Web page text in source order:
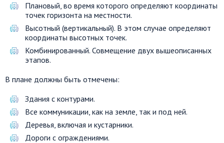
Плановый, во время которого определяют координаты
точек горизонта на местности.
Высотный (вертикальный). В этом случае определяют
координаты высотных точек.
Комбинированный. Совмещение двух вышеописанных
этапов.
В плане должны быть отмечены:
Здания с контурами.
Все коммуникации, как на земле, так и под ней.
Деревья, включая и кустарники.
Дороги с ограждениями.